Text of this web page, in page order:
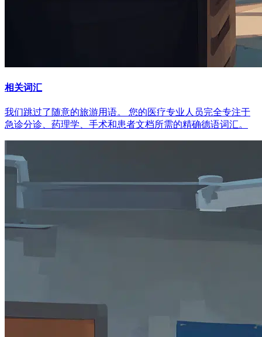
相关词汇
我们跳过了随意的旅游用语。 您的医疗专业人员完全专注于
急诊分诊、药理学、手术和患者文档所需的精确德语词汇。